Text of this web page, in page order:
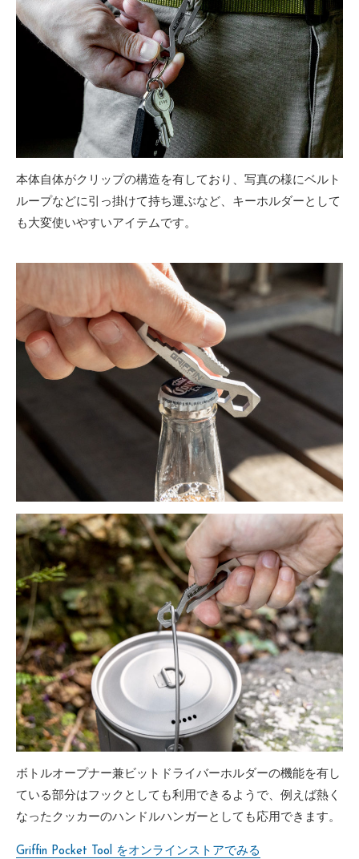
本体自体がクリップの構造を有しており、写真の様にベルト
ループなどに引っ掛けて持ち運ぶなど、キーホルダーとして
も大変使いやすいアイテムです。
ボトルオープナー兼ビットドライバーホルダーの機能を有し
ている部分はフックとしても利用できるようで、例えば熱く
なったクッカーのハンドルハンガーとしても応用できます。
Griffin Pocket Tool をオンラインストアでみる